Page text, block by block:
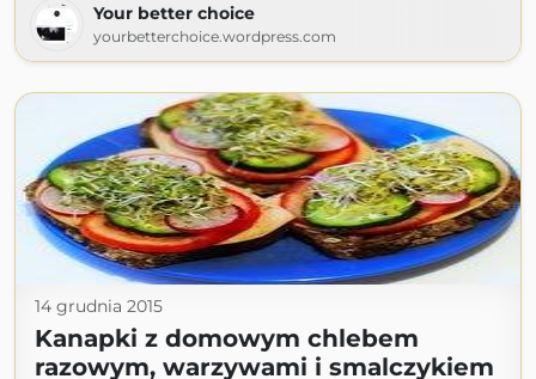
Your better choice
yourbetterchoice.wordpress.com
14 grudnia 2015
Kanapki z domowym chlebem
razowym, warzywami i smalczykiem